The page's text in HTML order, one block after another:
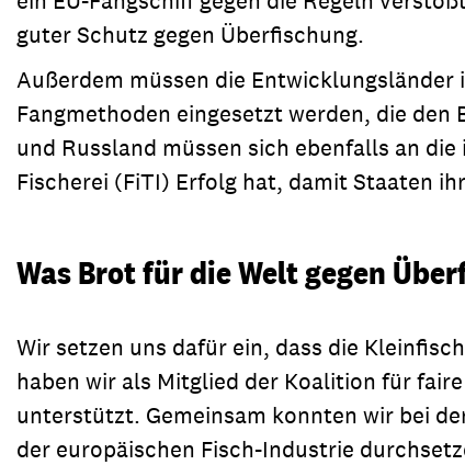
guter Schutz gegen Überfischung.
Außerdem müssen die
Fangmethoden eingesetzt werden, die
und Russland müssen sich ebenfalls an
Fischerei (FiTI) Erfolg hat, damit Staaten
Was Brot für die Welt gegen
Wir setzen uns dafür ein, dass die
haben wir als Mitglied der Koalition für
unterstützt. Gemeinsam konnten wir bei
der europäischen Fisch-Industrie